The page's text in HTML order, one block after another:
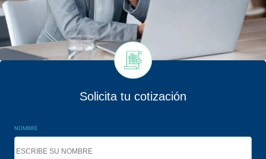
Solicita tu cotización
NOMBRE